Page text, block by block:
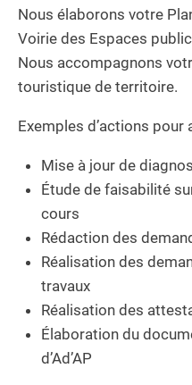
Nous élaborons votre
Voirie des Espaces
Nous accompagnons
touristique de territoire.
Exemples d’actions pour
Mise à jour de
Étude de faisabilité
cours
Rédaction des
Réalisation des
travaux
Réalisation des
Élaboration du
d’Ad’AP